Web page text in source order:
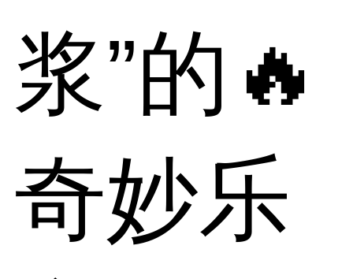
浆”的🔥
奇妙乐